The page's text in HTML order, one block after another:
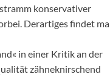
konservativer
Derartiges findet
in einer Kritik an der
zähneknirschend